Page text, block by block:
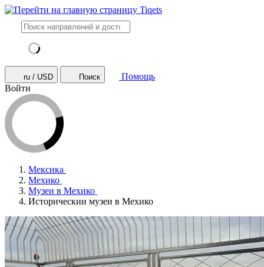
ru / USD Поиск
Помощь
Войти
Мексика
Мехико
Музеи в Мехико
Историческии музеи в Мехико